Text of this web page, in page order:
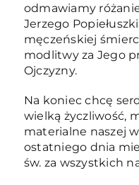
odmawiamy
Jerzego
męczeńskiej
modlitwy za Jego
Ojczyzny.
Na koniec chcę
wielką życzliwość,
materialne naszej
ostatniego dnia
św. za wszystkich